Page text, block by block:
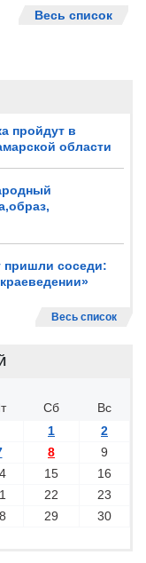
пройдут в
области
пришли соседи:
Весь список
Сб
Вс
1
2
8
9
15
16
22
23
29
30
Весь список